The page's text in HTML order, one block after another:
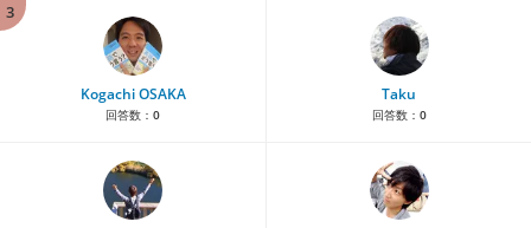
3
Kogachi OSAKA
回答数： 0
Taku
回答数： 0